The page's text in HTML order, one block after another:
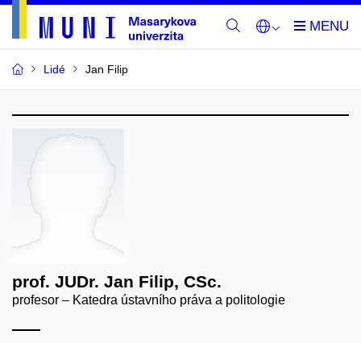
Lidé Jan Filip
prof. JUDr. Jan Filip, CSc.
profesor – Katedra ústavního práva a politologie